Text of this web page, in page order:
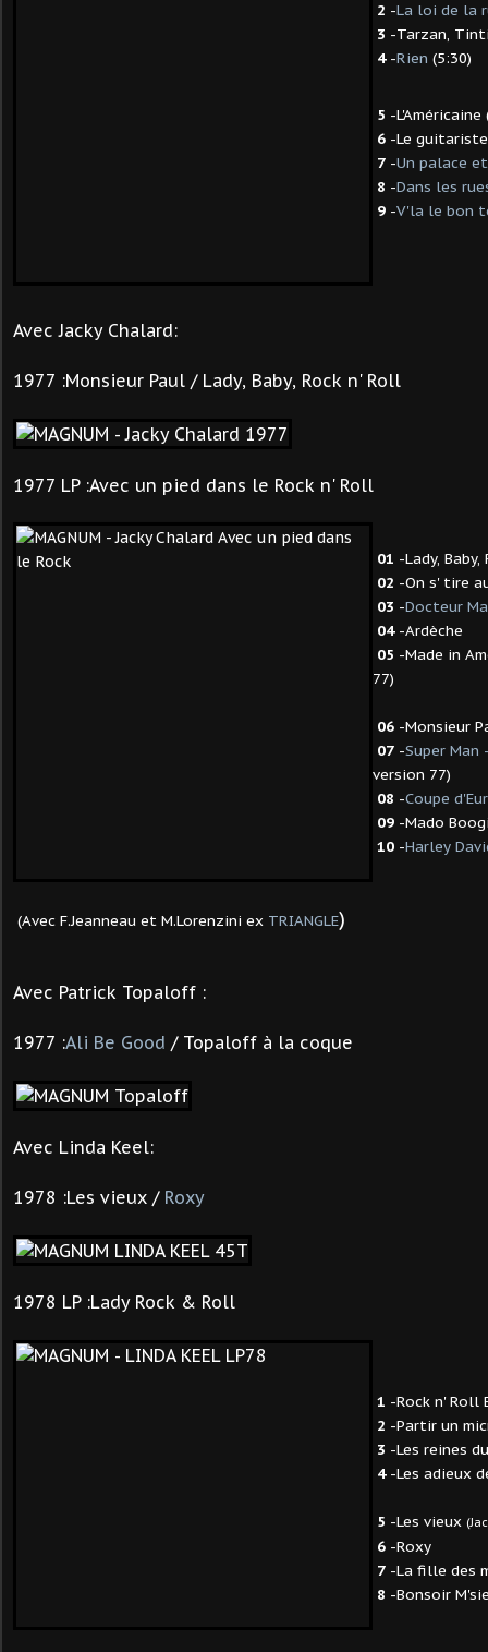
2 -La loi de la
3 -Tarzan,
4-Rien (5:30)
5 -L'Américaine
6 -Le
7 -Un palace
8 -Dans les
9 -V'la le bon
Avec Jacky Chalard:
1977 :Monsieur Paul / Lady, Baby, Rock n' Roll
1977 LP :Avec un pied dans le Rock n' Roll
01 -Lady,
02 -On s' tire
03 -Docteur
04-Ardèche
05 -Made in
77)
06 -Monsieur
07 -Super Man
version 77)
08 -Coupe
09 -Mado
10 -Harley
(Avec F.Jeanneau et M.Lorenzini ex TRIANGLE)
Avec Patrick Topaloff :
1977 :Ali Be Good / Topaloff à la coque
Avec Linda Keel:
1978 :Les vieux / Roxy
1978 LP :Lady Rock & Roll
1 -Rock n' Roll
2 -Partir un
3 -Les reines
4-Les adieux
5 -Les vieux
6 -Roxy
7 -La fille des
8 -Bonsoir